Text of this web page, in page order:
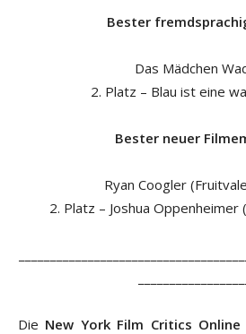
Bester
Das Mädchen
2. Platz – Blau ist eine
Bester neuer
Ryan Coogler
2. Platz – Joshua Oppenheimer
Die New York Film Critics Online